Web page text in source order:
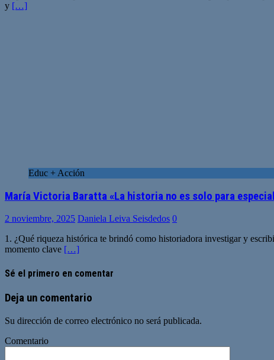
y […]
Educ + Acción
María Victoria Baratta «La historia no es solo para
2 noviembre, 2025 Daniela Leiva Seisdedos 0
1. ¿Qué riqueza histórica te brindó como historiadora investigar y
momento clave […]
Sé el primero en comentar
Deja un comentario
Su dirección de correo electrónico no será publicada.
Comentario